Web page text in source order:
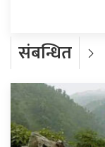
संबन्धित